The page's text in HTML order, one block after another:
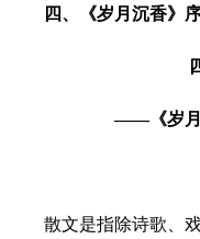
四、《岁月沉香》
——《岁
散文是指除诗歌、